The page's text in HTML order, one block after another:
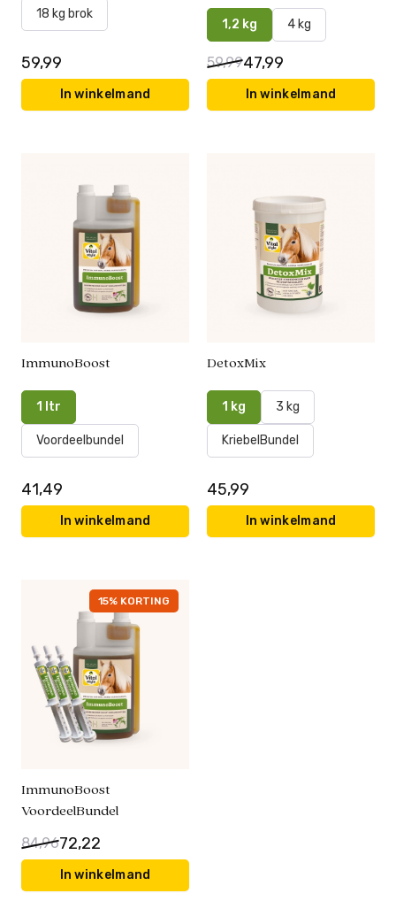
18 kg brok
59,99
In winkelmand
1,2 kg 4 kg
59,9947,99
In winkelmand
ImmunoBoost
1 ltr
Voordeelbundel
41,49
In winkelmand
DetoxMix
1 kg 3 kg
KriebelBundel
45,99
In winkelmand
15% KORTING
ImmunoBoost
VoordeelBundel
84,9672,22
In winkelmand